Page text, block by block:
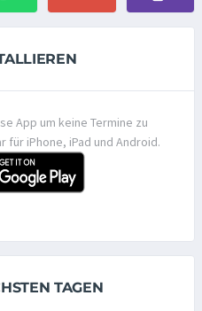
App um keine Termine zu
iPhone, iPad und Android.
TAGEN